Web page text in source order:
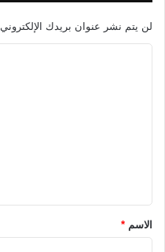
لن يتم نشر عنوان بريدك الإلكتروني.
*الاسم *